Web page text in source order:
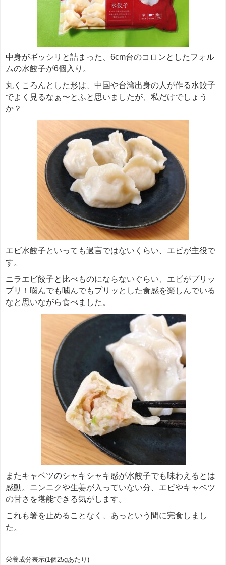
中身がギッシリと詰まった、6cm台のコロンとしたフォル
ムの水餃子が6個入り。
丸くころんとした形は、中国や台湾出身の人が作る水餃子
でよく見るなぁ〜とふと思いましたが、私だけでしょう
か？
エビ水餃子といっても過言ではないくらい、エビが主役で
す。
ニラエビ餃子と比べものにならないぐらい、エビがプリッ
プリ！噛んでも噛んでもプリッとした食感を楽しんでいる
なと思いながら食べました。
またキャベツのシャキシャキ感が水餃子でも味わえるとは
感動。ニンニクや生姜が入っていない分、エビやキャベツ
の甘さを堪能できる気がします。
これも箸を止めることなく、あっという間に完食しまし
た。
栄養成分表示(1個25gあたり)